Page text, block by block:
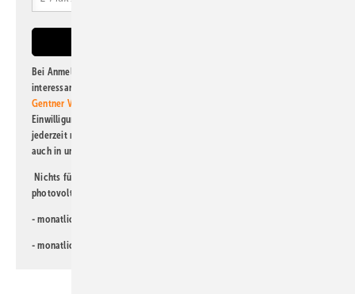
Bei Anmeldung zu diesem Newsletter bin ich damit einverstanden, über
interessante Verlags- und Online-Angebote
Gentner Verlag GmbH & Co. KG
Einwilligung kann ich jederzeit widerrufen und eine Abmeldung ist
jederzeit möglich. Informationen zum Umgang mit Daten finden Sie
auch in unserer
Nichts für Sie dabei? Dann lesen Sie doch einen unserer weiteren
photovoltaik-Newsletter!
- monatlicher
- monatlicher